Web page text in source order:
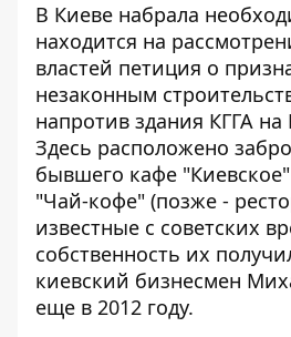
В Киеве набрала
находится на
властей петиция о
незаконным
напротив здания КГГА
Здесь расположено
бывшего кафе
"Чай-кофе" (позже -
известные с советских
собственность их
киевский бизнесмен
еще в 2012 году.